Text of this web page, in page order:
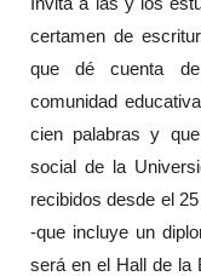
certamen de
que dé cuenta
comunidad
cien palabras y
social de la
recibidos desde el
-que incluye un
será en el Hall de la